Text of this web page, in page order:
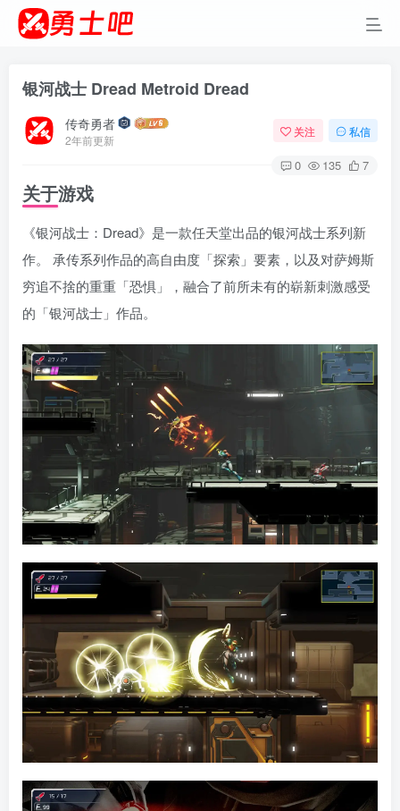
银河战士 Dread Metroid Dread
传奇勇者
2年前更新
关注 私信
0 135 7
关于游戏
《银河战士：Dread》是一款任天堂出品的银河战士系列新
作。 承传系列作品的高自由度「探索」要素，以及对萨姆斯
穷追不捨的重重「恐惧」，融合了前所未有的崭新刺激感受
的「银河战士」作品。